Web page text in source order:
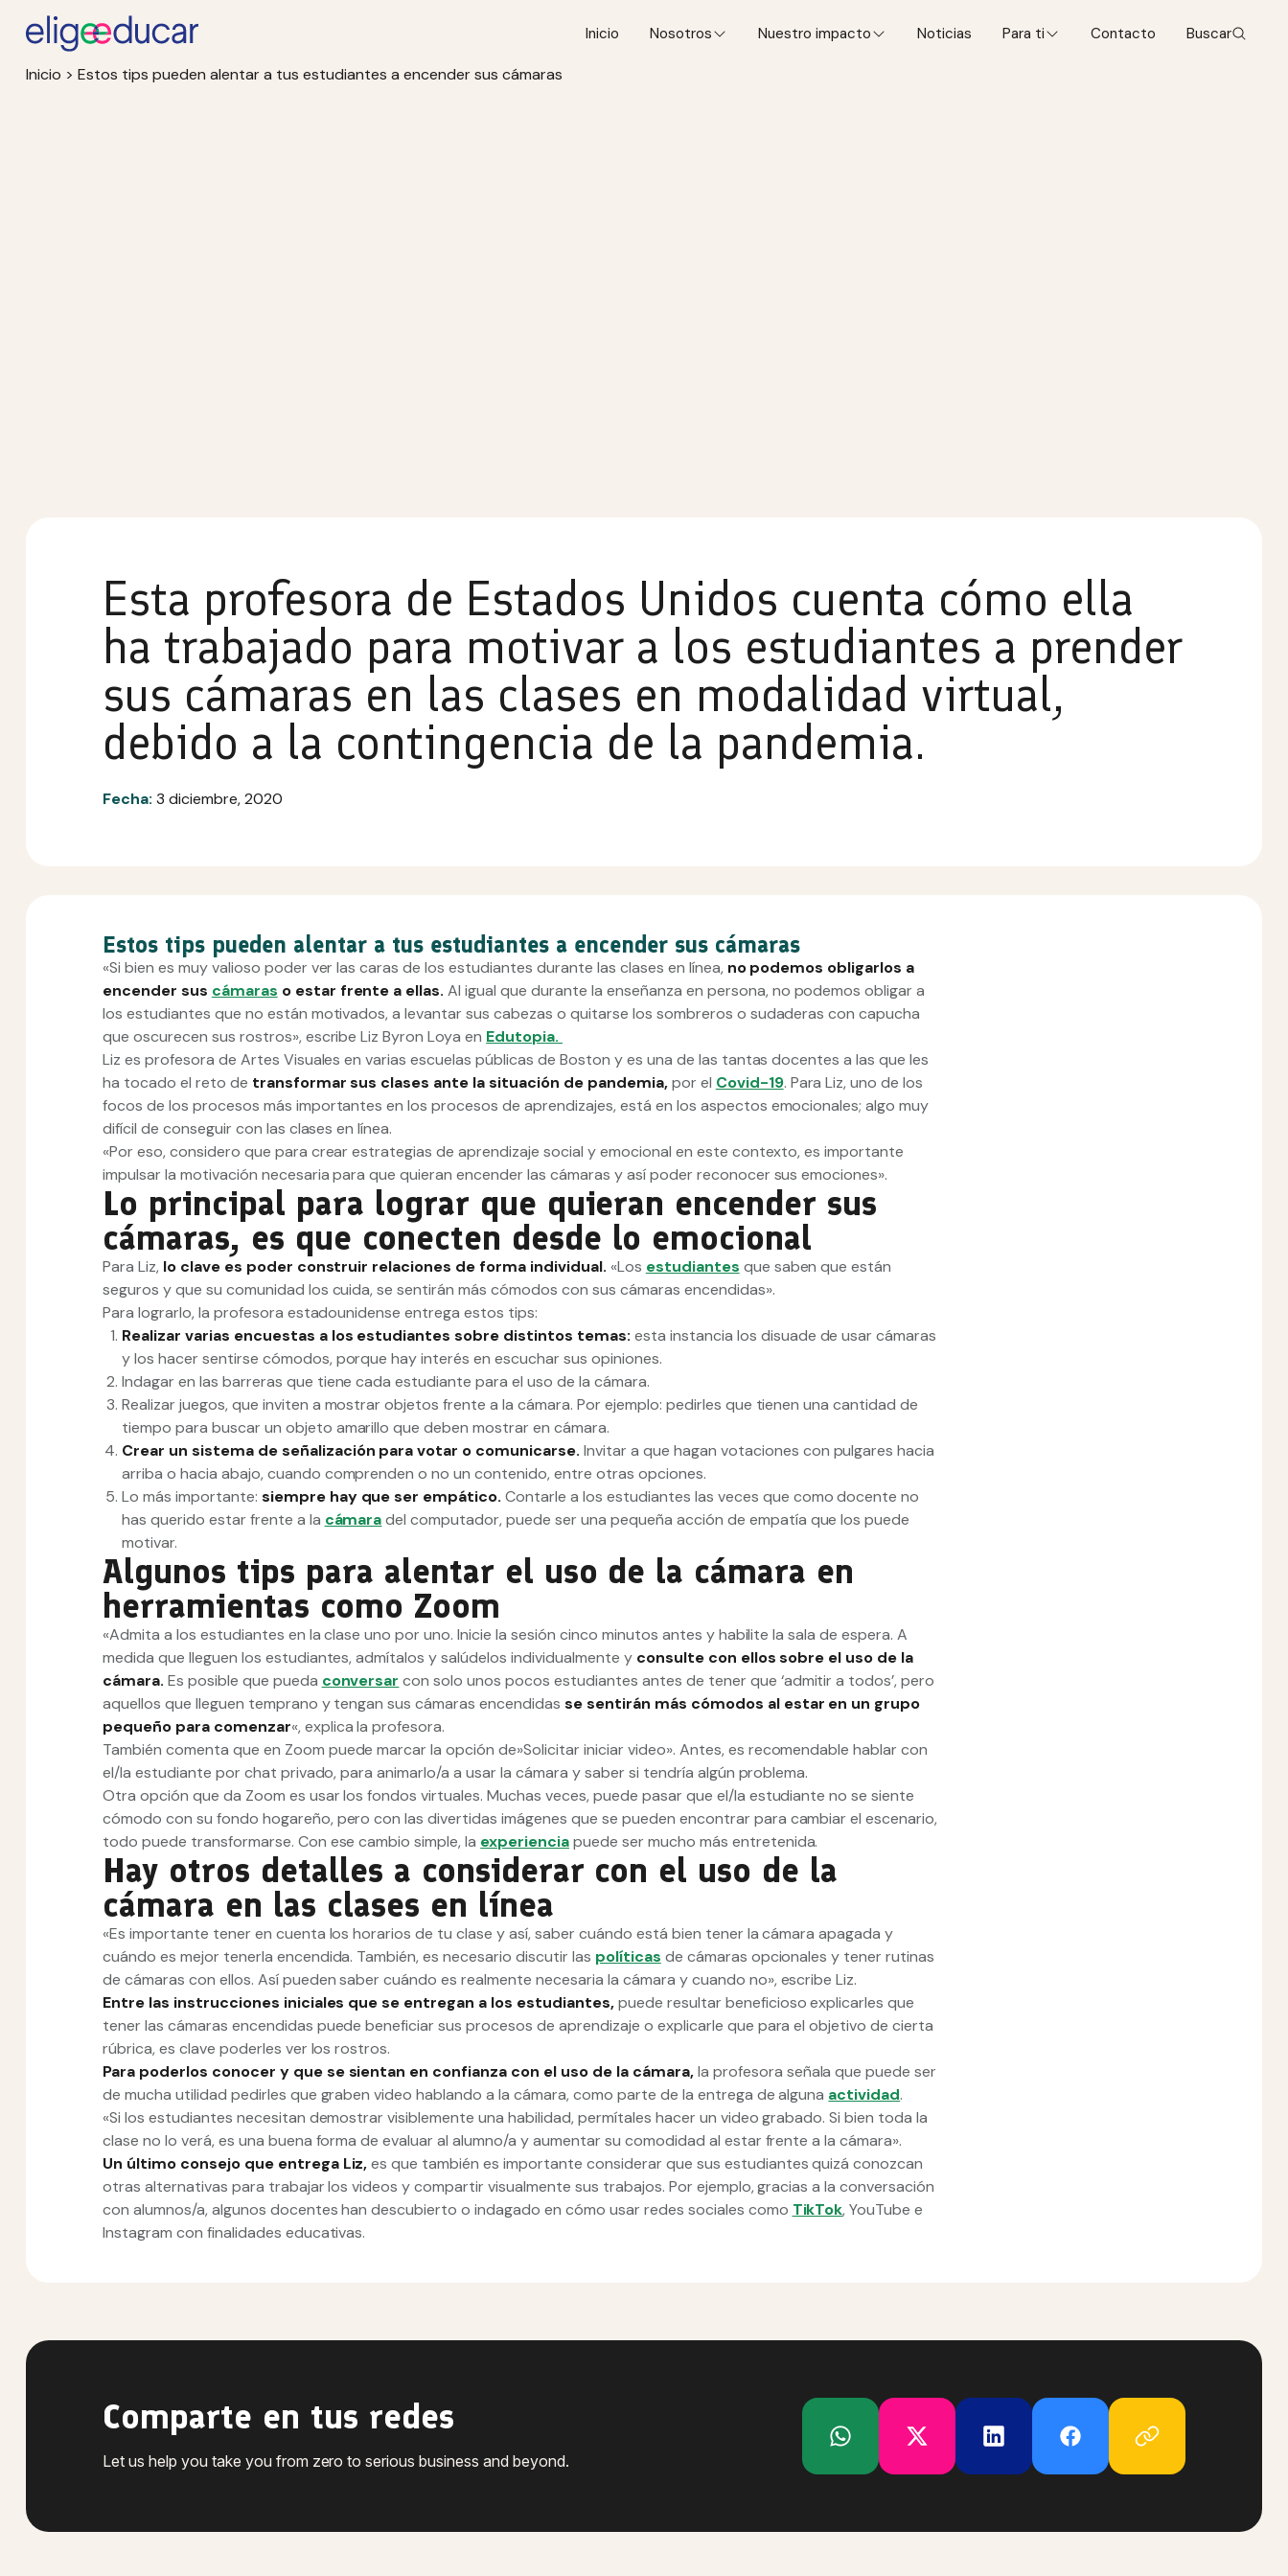
Inicio Nosotros Nuestro impacto Noticias Para ti Contacto Buscar
Inicio > Estos tips pueden alentar a tus estudiantes a encender sus cámaras
Esta profesora de Estados Unidos cuenta cómo ella
ha trabajado para motivar a los estudiantes a prender
sus cámaras en las clases en modalidad virtual,
debido a la contingencia de la pandemia.
Fecha: 3 diciembre, 2020
Estos tips pueden alentar a tus estudiantes a encender sus cámaras
«Si bien es muy valioso poder ver las caras de los estudiantes durante las clases en línea, no podemos obligarlos a
encender sus cámaras o estar frente a ellas. Al igual que durante la enseñanza en persona, no podemos obligar a
los estudiantes que no están motivados, a levantar sus cabezas o quitarse los sombreros o sudaderas con capucha
que oscurecen sus rostros», escribe Liz Byron Loya en Edutopia.
Liz es profesora de Artes Visuales en varias escuelas públicas de Boston y es una de las tantas docentes a las que les
ha tocado el reto de transformar sus clases ante la situación de pandemia,por el Covid-19. Para Liz, uno de los
focos de los procesos más importantes en los procesos de aprendizajes, está en los aspectos emocionales; algo muy
difícil de conseguir con las clases en línea.
«Por eso, considero que para crear estrategias de aprendizaje social y emocional en este contexto, es importante
impulsar la motivación necesaria para que quieran encender las cámaras y así poder reconocer sus emociones».
Lo principal para lograr que quieran encender sus
cámaras, es que conecten desde lo emocional
Para Liz, lo clave es poder construir relaciones de forma individual. «Los estudiantes que saben que están
seguros y que su comunidad los cuida, se sentirán más cómodos con sus cámaras encendidas».
Para lograrlo, la profesora estadounidense entrega estos tips:
Realizar varias encuestas a los estudiantes sobre distintos temas: esta instancia los disuade de usar cámaras
y los hacer sentirse cómodos, porque hay interés en escuchar sus opiniones.
Indagar en las barreras que tiene cada estudiante para el uso de la cámara.
Realizar juegos, que inviten a mostrar objetos frente a la cámara. Por ejemplo: pedirles que tienen una cantidad de
tiempo para buscar un objeto amarillo que deben mostrar en cámara.
Crear un sistema de señalización para votar o comunicarse. Invitar a que hagan votaciones con pulgares hacia
arriba o hacia abajo, cuando comprenden o no un contenido, entre otras opciones.
Lo más importante: siempre hay que ser empático. Contarle a los estudiantes las veces que como docente no
has querido estar frente a la cámaradel computador, puede ser una pequeña acción de empatía que los puede
motivar.
Algunos tips para alentar el uso de la cámara en
herramientas como Zoom
«Admita a los estudiantes en la clase uno por uno. Inicie la sesión cinco minutos antes y habilite la sala de espera. A
medida que lleguen los estudiantes, admítalos y salúdelos individualmente y consulte con ellos sobre el uso de la
cámara. Es posible que pueda conversar con solo unos pocos estudiantes antes de tener que ‘admitir a todos’, pero
aquellos que lleguen temprano y tengan sus cámaras encendidas se sentirán más cómodos al estar en un grupo
pequeño para comenzar«, explica la profesora.
También comenta que en Zoom puede marcar la opción de»Solicitar iniciar video». Antes, es recomendable hablar con
el/la estudiante por chat privado, para animarlo/a a usar la cámara y saber si tendría algún problema.
Otra opción que da Zoom es usar los fondos virtuales. Muchas veces, puede pasar que el/la estudiante no se siente
cómodo con su fondo hogareño, pero con las divertidas imágenes que se pueden encontrar para cambiar el escenario,
todo puede transformarse. Con ese cambio simple, la experienciapuede ser mucho más entretenida.
Hay otros detalles a considerar con el uso de la
cámara en las clases en línea
«Es importante tener en cuenta los horarios de tu clase y así, saber cuándo está bien tener la cámara apagada y
cuándo es mejor tenerla encendida. También, es necesario discutir las políticas de cámaras opcionales y tener rutinas
de cámaras con ellos. Así pueden saber cuándo es realmente necesaria la cámara y cuando no», escribe Liz.
Entre las instrucciones iniciales que se entregan a los estudiantes,puede resultar beneficioso explicarles que
tener las cámaras encendidas puede beneficiar sus procesos de aprendizaje o explicarle que para el objetivo de cierta
rúbrica, es clave poderles ver los rostros.
Para poderlos conocer y que se sientan en confianza con el uso de la cámara,la profesora señala que puede ser
de mucha utilidad pedirles que graben video hablando a la cámara, como parte de la entrega de alguna actividad.
«Si los estudiantes necesitan demostrar visiblemente una habilidad, permítales hacer un video grabado. Si bien toda la
clase no lo verá, es una buena forma de evaluar al alumno/a y aumentar su comodidad al estar frente a la cámara».
Un último consejo que entrega Liz,es que también es importante considerar que sus estudiantes quizá conozcan
otras alternativas para trabajar los videos y compartir visualmente sus trabajos. Por ejemplo, gracias a la conversación
con alumnos/a, algunos docentes han descubierto o indagado en cómo usar redes sociales como TikTok, YouTube e
Instagram con finalidades educativas.
Comparte en tus redes
Let us help you take you from zero to serious business and beyond.